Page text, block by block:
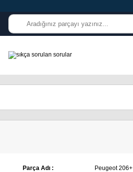
Parça Adı : Peugeot